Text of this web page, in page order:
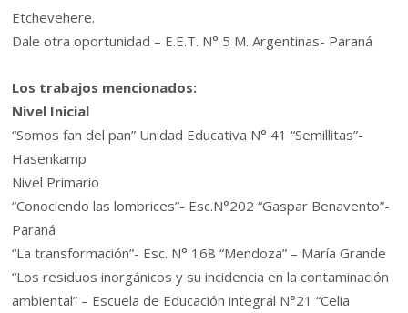
Etchevehere.
Dale otra oportunidad – E.E.T. N° 5 M. Argentinas- Paraná
Los trabajos mencionados:
Nivel Inicial
“Somos fan del pan” Unidad Educativa N° 41 “Semillitas”-
Hasenkamp
Nivel Primario
“Conociendo las lombrices”- Esc.N°202 “Gaspar Benavento”-
Paraná
“La transformación”- Esc. N° 168 “Mendoza” – María Grande
“Los residuos inorgánicos y su incidencia en la contaminación
ambiental” – Escuela de Educación integral N°21 “Celia